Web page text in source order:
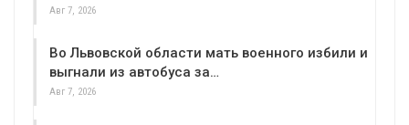
Авг 7, 2026
Во Львовской области мать военного избили и
выгнали из автобуса за…
Авг 7, 2026